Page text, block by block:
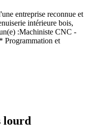
entreprise reconnue et
intérieure bois,
:Machiniste CNC -
Programmation et
lourd